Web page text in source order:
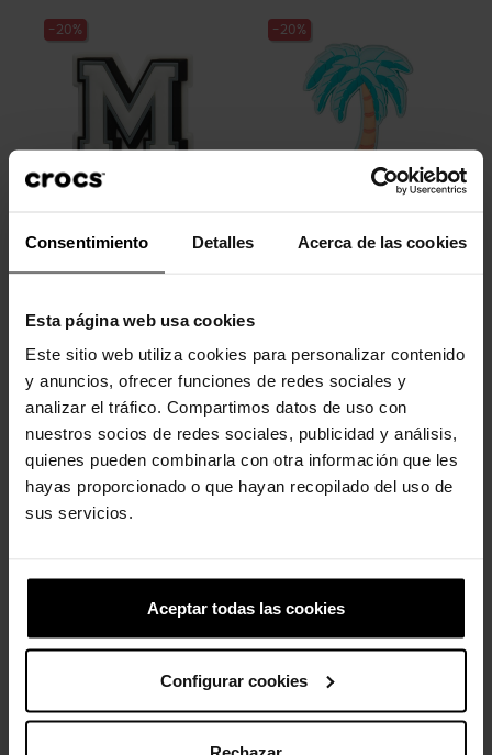
Consentimiento Detalles Acerca de las cookies
Esta página web usa cookies
Este sitio web utiliza cookies para personalizar contenido
y anuncios, ofrecer funciones de redes sociales y
analizar el tráfico. Compartimos datos de uso con
nuestros socios de redes sociales, publicidad y análisis,
quienes pueden combinarla con otra información que les
hayas proporcionado o que hayan recopilado del uso de
sus servicios.
Aceptar todas las cookies
Configurar cookies
-20%
Letra M
-20%
Palma
4,99 € 3,99 € 4,99 € 3,99 €
4 outros produtos na mesma